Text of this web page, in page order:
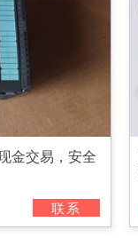
金交易，安全
联系